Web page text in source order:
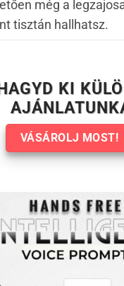
még a
tisztán hallhatsz.
KI
VÁSÁROLJ MOST!